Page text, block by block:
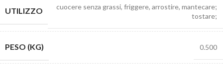
UTILIZZO
cuocere senza grassi, friggere, arrostire, mantecare;
tostare;
PESO (KG) 0.500